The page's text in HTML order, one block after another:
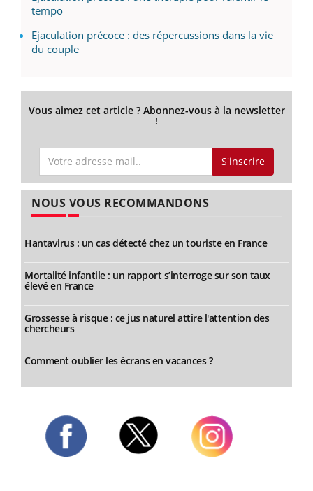
tempo
Ejaculation précoce : des répercussions dans la vie
du couple
Vous aimez cet article ? Abonnez-vous à la newsletter
!
S'inscrire
NOUS VOUS RECOMMANDONS
Hantavirus : un cas détecté chez un touriste en France
Mortalité infantile : un rapport s’interroge sur son taux
élevé en France
Grossesse à risque : ce jus naturel attire l'attention des
chercheurs
Comment oublier les écrans en vacances ?